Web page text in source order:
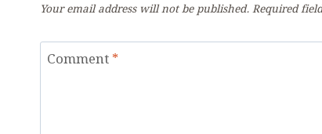
Your email address will not be published.Required
Comment*